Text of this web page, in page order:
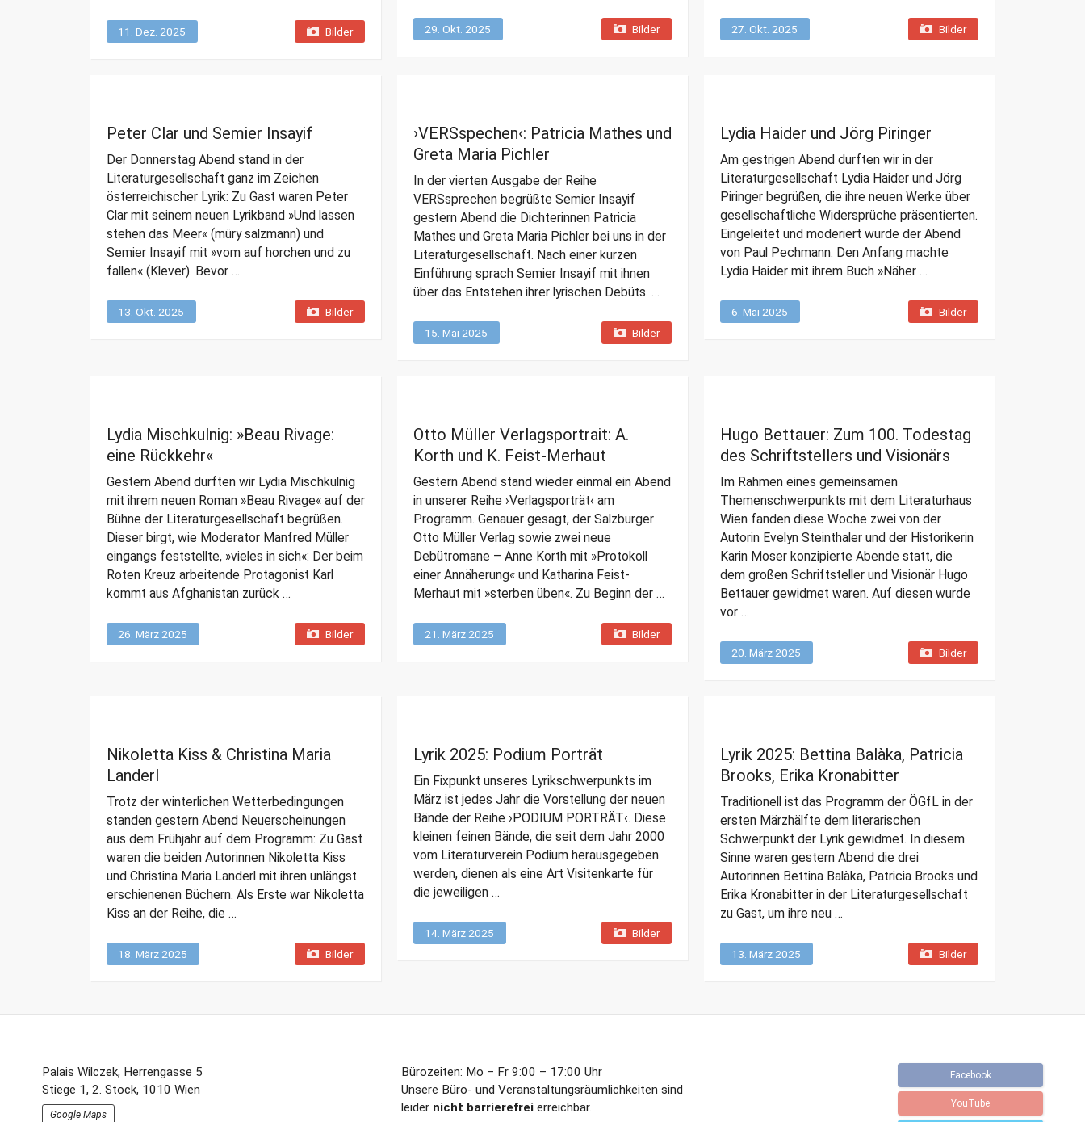
11. Dez. 2025 Bilder 29. Okt. 2025 Bilder 27. Okt. 2025 Bilder
Peter Clar und Semier Insayif
Der Donnerstag Abend stand in der
Literaturgesellschaft ganz im Zeichen
österreichischer Lyrik: Zu Gast waren Peter
Clar mit seinem neuen Lyrikband »Und lassen
stehen das Meer« (müry salzmann) und
Semier Insayif mit »vom auf horchen und zu
fallen« (Klever). Bevor …
13. Okt. 2025 Bilder
›VERSspechen‹: Patricia Mathes und
Greta Maria Pichler
In der vierten Ausgabe der Reihe
VERSsprechen begrüßte Semier Insayif
gestern Abend die Dichterinnen Patricia
Mathes und Greta Maria Pichler bei uns in der
Literaturgesellschaft. Nach einer kurzen
Einführung sprach Semier Insayif mit ihnen
über das Entstehen ihrer lyrischen Debüts. …
15. Mai 2025 Bilder
Lydia Haider und Jörg Piringer
Am gestrigen Abend durften wir in der
Literaturgesellschaft Lydia Haider und Jörg
Piringer begrüßen, die ihre neuen Werke über
gesellschaftliche Widersprüche präsentierten.
Eingeleitet und moderiert wurde der Abend
von Paul Pechmann. Den Anfang machte
Lydia Haider mit ihrem Buch »Näher …
6. Mai 2025 Bilder
Lydia Mischkulnig: »Beau Rivage:
eine Rückkehr«
Gestern Abend durften wir Lydia Mischkulnig
mit ihrem neuen Roman »Beau Rivage« auf der
Bühne der Literaturgesellschaft begrüßen.
Dieser birgt, wie Moderator Manfred Müller
eingangs feststellte, »vieles in sich«: Der beim
Roten Kreuz arbeitende Protagonist Karl
kommt aus Afghanistan zurück …
26. März 2025 Bilder
Otto Müller Verlagsportrait: A.
Korth und K. Feist-Merhaut
Gestern Abend stand wieder einmal ein Abend
in unserer Reihe ›Verlagsporträt‹ am
Programm. Genauer gesagt, der Salzburger
Otto Müller Verlag sowie zwei neue
Debütromane – Anne Korth mit »Protokoll
einer Annäherung« und Katharina Feist-
Merhaut mit »sterben üben«. Zu Beginn der …
21. März 2025 Bilder
Hugo Bettauer: Zum 100. Todestag
des Schriftstellers und Visionärs
Im Rahmen eines gemeinsamen
Themenschwerpunkts mit dem Literaturhaus
Wien fanden diese Woche zwei von der
Autorin Evelyn Steinthaler und der Historikerin
Karin Moser konzipierte Abende statt, die
dem großen Schriftsteller und Visionär Hugo
Bettauer gewidmet waren. Auf diesen wurde
vor …
20. März 2025 Bilder
Nikoletta Kiss & Christina Maria
Landerl
Trotz der winterlichen Wetterbedingungen
standen gestern Abend Neuerscheinungen
aus dem Frühjahr auf dem Programm: Zu Gast
waren die beiden Autorinnen Nikoletta Kiss
und Christina Maria Landerl mit ihren unlängst
erschienenen Büchern. Als Erste war Nikoletta
Kiss an der Reihe, die …
18. März 2025 Bilder
Lyrik 2025: Podium Porträt
Ein Fixpunkt unseres Lyrikschwerpunkts im
März ist jedes Jahr die Vorstellung der neuen
Bände der Reihe ›PODIUM PORTRÄT‹. Diese
kleinen feinen Bände, die seit dem Jahr 2000
vom Literaturverein Podium herausgegeben
werden, dienen als eine Art Visitenkarte für
die jeweiligen …
14. März 2025 Bilder
Lyrik 2025: Bettina Balàka, Patricia
Brooks, Erika Kronabitter
Traditionell ist das Programm der ÖGfL in der
ersten Märzhälfte dem literarischen
Schwerpunkt der Lyrik gewidmet. In diesem
Sinne waren gestern Abend die drei
Autorinnen Bettina Balàka, Patricia Brooks und
Erika Kronabitter in der Literaturgesellschaft
zu Gast, um ihre neu …
13. März 2025 Bilder
Footer-
Section
Palais Wilczek, Herrengasse 5
Stiege 1, 2. Stock, 1010 Wien
Google Maps
Bürozeiten: Mo – Fr 9:00 – 17:00 Uhr
Unsere Büro- und Veranstaltungsräumlichkeiten sind
leider nicht barrierefrei erreichbar.
Facebook
YouTube